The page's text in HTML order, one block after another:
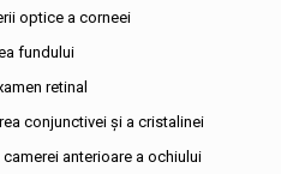
optice a corneei
fundului
retinal
conjunctivei și a cristalinei
anterioare a ochiului